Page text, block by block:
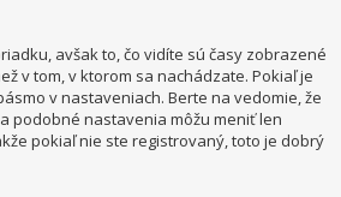
avšak to, čo vidíte sú časy zobrazené
v tom, v ktorom sa nachádzate. Pokiaľ je
v nastaveniach. Berte na vedomie, že
podobné nastavenia môžu meniť len
pokiaľ nie ste registrovaný, toto je dobrý